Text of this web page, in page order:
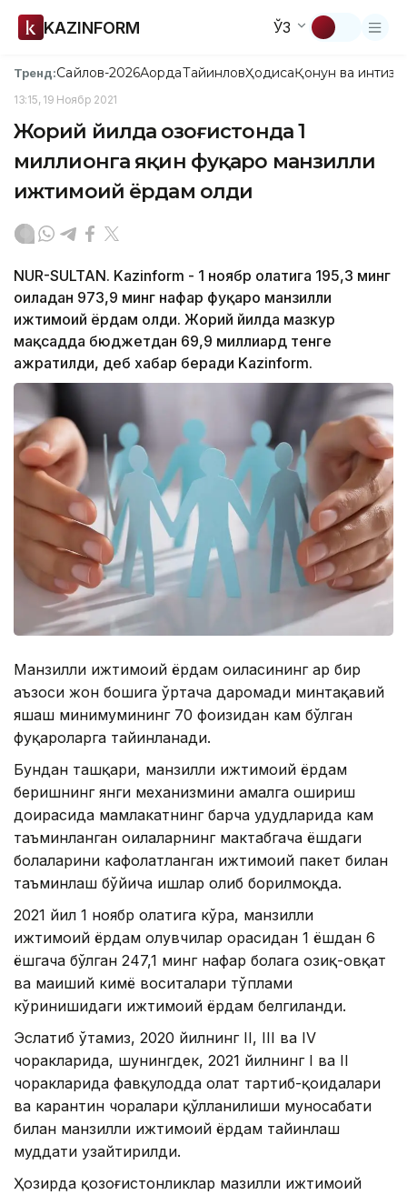
KAZINFORM ЎЗ
Тренд:Сайлов-2026АқордаТайинловҲодисаҚонун ва
13:15, 19 Ноябр 2021
Жорий йилда Қозоғистонда 1
миллионга яқин фуқаро манзилли
ижтимоий ёрдам олди
NUR-SULTAN. Kazinform - 1 ноябр ҳолатига 195,3 минг
оиладан 973,9 минг нафар фуқаро манзилли
ижтимоий ёрдам олди. Жорий йилда мазкур
мақсадда бюджетдан 69,9 миллиард тенге
ажратилди, деб хабар беради Kazinform.
Манзилли ижтимоий ёрдам оиласининг ҳар бир
аъзоси жон бошига ўртача даромади минтақавий
яшаш минимумининг 70 фоизидан кам бўлган
фуқароларга тайинланади.
Бундан ташқари, манзилли ижтимоий ёрдам
беришнинг янги механизмини амалга ошириш
доирасида мамлакатнинг барча ҳудудларида кам
таъминланган оилаларнинг мактабгача ёшдаги
болаларини кафолатланган ижтимоий пакет билан
таъминлаш бўйича ишлар олиб борилмоқда.
2021 йил 1 ноябр ҳолатига кўра, манзилли
ижтимоий ёрдам олувчилар орасидан 1 ёшдан 6
ёшгача бўлган 247,1 минг нафар болага озиқ-овқат
ва маиший кимё воситалари тўплами
кўринишидаги ижтимоий ёрдам белгиланди.
Эслатиб ўтамиз, 2020 йилнинг II, III ва IV
чоракларида, шунингдек, 2021 йилнинг I ва II
чоракларида фавқулодда ҳолат тартиб-қоидалари
ва карантин чоралари қўлланилиши муносабати
билан манзилли ижтимоий ёрдам тайинлаш
муддати узайтирилди.
Ҳозирда қозоғистонликлар мазилли ижтимоий